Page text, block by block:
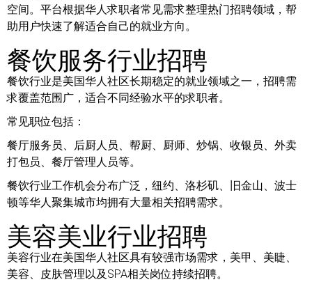
空间。平台根据华人求职者常见需求整理热门招聘领域，帮
助用户快速了解适合自己的就业方向。
餐饮服务行业招聘
餐饮行业是美国华人社区长期稳定的就业领域之一，招聘需
求覆盖范围广，适合不同经验水平的求职者。
常见职位包括：
餐厅服务员、后厨人员、帮厨、厨师、炒锅、收银员、外卖
打包员、餐厅管理人员等。
餐饮行业工作机会分布广泛，纽约、洛杉矶、旧金山、波士
顿等华人聚集城市均拥有大量相关招聘需求。
美容美业行业招聘
美容行业在美国华人社区具有较强市场需求，美甲、美睫、
美容、皮肤管理以及SPA相关岗位持续招聘。